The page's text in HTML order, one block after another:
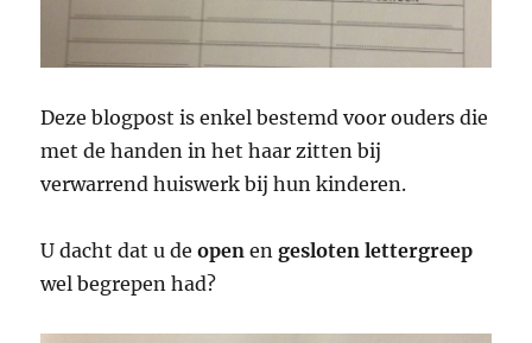
Deze blogpost is enkel bestemd voor ouders die
met de handen in het haar zitten bij
verwarrend huiswerk bij hun kinderen.
U dacht dat u deopen engesloten lettergreep
wel begrepen had?